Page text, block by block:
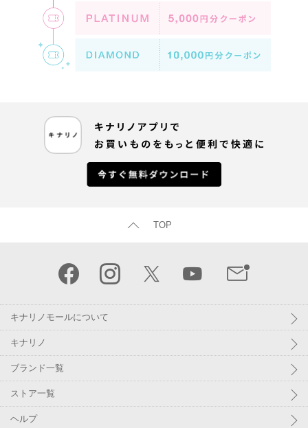
TOP
キナリノモールについて
キナリノ
ブランド一覧
ストア一覧
ヘルプ